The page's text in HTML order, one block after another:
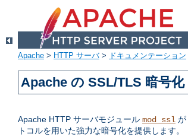
Apache > HTTP サーバ> ドキュメンテーション
Apache の SSL/TLS 暗号化
Apache HTTP サーバモジュール mod_ssl が
トコルを用いた強力な暗号化を提供します。